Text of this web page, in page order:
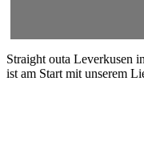
Straight outa Leverkusen
ist am Start mit unserem